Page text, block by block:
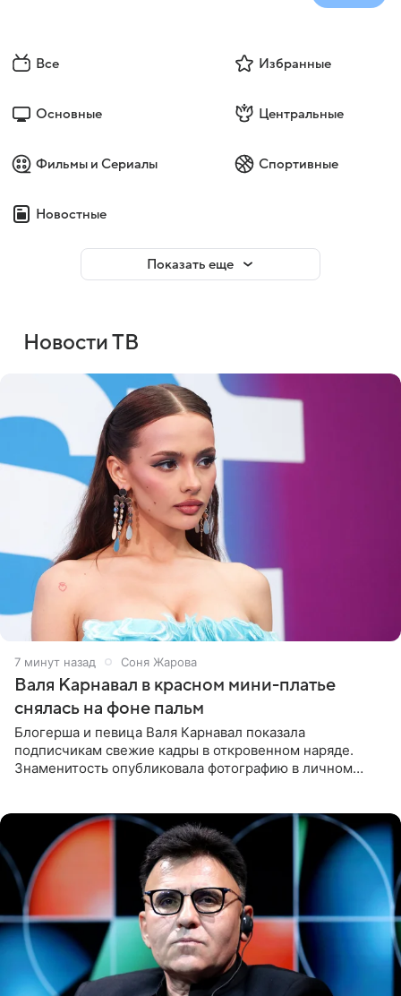
Все Избранные
Основные Центральные
Фильмы и Сериалы Спортивные
Новостные
Показать еще
Новости ТВ
7 минут назад Соня Жарова
Валя Карнавал в красном мини-платье
снялась на фоне пальм
Блогерша и певица Валя Карнавал показала
подписчикам свежие кадры в откровенном наряде.
Знаменитость опубликовала фотографию в личном